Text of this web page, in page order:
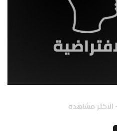
الاكثر مشاهدة